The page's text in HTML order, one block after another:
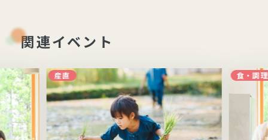
関連イベント
産直 食・調理